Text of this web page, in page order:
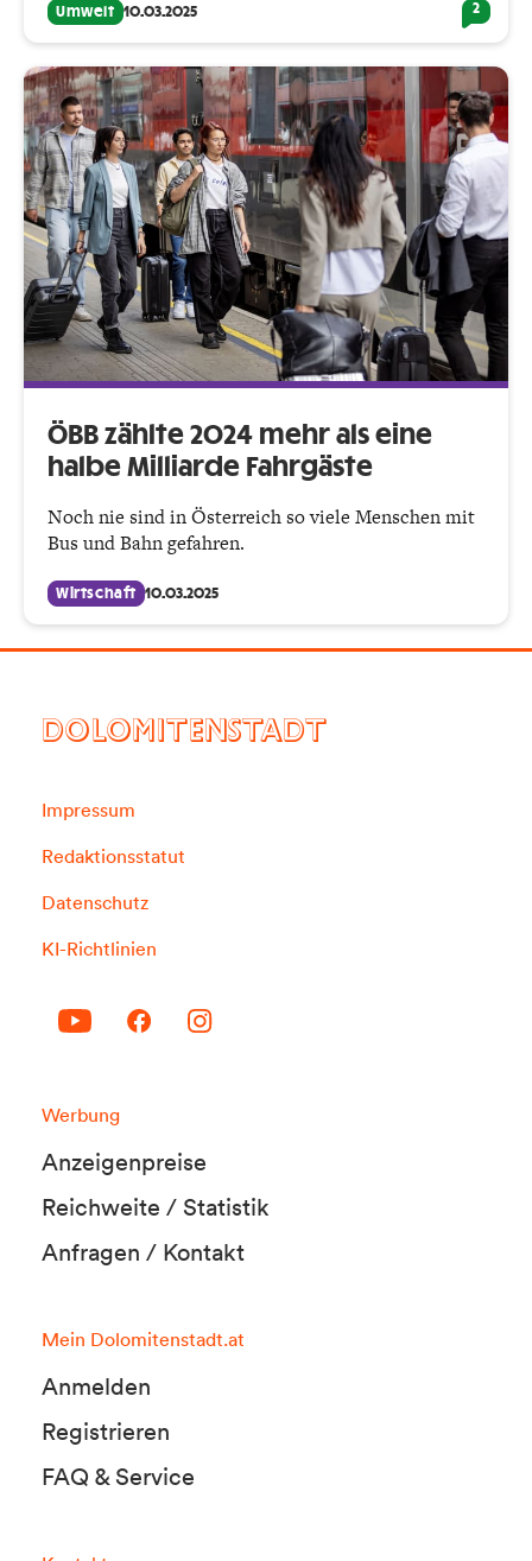
Umwelt 10.03.2025 2
ÖBB zählte 2024 mehr als eine
halbe Milliarde Fahrgäste
Noch nie sind in Österreich so viele Menschen mit
Bus und Bahn gefahren.
Wirtschaft 10.03.2025
DOLOMITENSTADT
Impressum
Redaktionsstatut
Datenschutz
KI-Richtlinien
Werbung
Anzeigenpreise
Reichweite / Statistik
Anfragen / Kontakt
Mein Dolomitenstadt.at
Anmelden
Registrieren
FAQ & Service